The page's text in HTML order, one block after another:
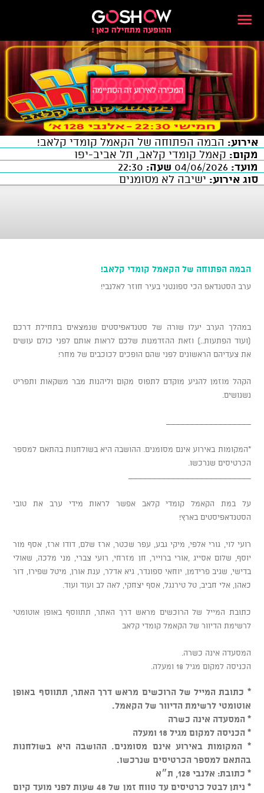
אירוע: הבמה הפתוחה של הקאמל קומדי קלאב!
מקום: קאמל קומדי קלאב, תל אביב-יפו
מועד:
שעה:
סוג אירוע: ישיבה לא מסומנים
הבמה הפתוחה של הקאמל קומדי קלאב!
ערב הסטנדאפ הכי ספונטני בעיר חוזר לאלנבי!
במהלך הערב יעלו שורה של סטנדאפיסטים שנמצאים בתחילת דרכם
(ועוד הפתעות..) וזאת ההזדמנות שלכם לראות אותם לפני כולם עושים
את צעדיהם הראשונים לפני שהם הופכים לכוכבים של מחר!
הקהל מוזמן להגיע מוקדם לתפוס מקום וליהנות מבר משקאות ותפריט
נשנושים.
*המקומות באירוע אינם מסומנים. ההושבה היא בשולחנות בהתאם למספר
הכרטיסים שנרכשו.
על במת הקאמל קומדי קלאב אפשר לראות מידי ערב את טובי
הסטנדאפיסטים בארץ!
רועי לוי, גורי אלפי, מיקי גבע, עפר שכטר, ארז שלם, דודו ארז, אסף מור
יוסף, שלום אסייג ,אורי ברוייר, חן מזרחי, רועי צברי, מני מלכה, שאולי
בדישי, שגיב פרידמן, יוחאי ספונדר, גיא אדלר, ענת אורן, מיטל שפירו, דור
כאהן, אלי חביב, טל טירנגל, אסף יצחקי, לאה לב ועוד ועוד.
כתובת המייל של הרוכשים מראש דרך האתר, תתווסף באופן אוטומטי
לרשימת הדיוור של הקאמל קומדי קלאב
המסעדה אינה כשרה.
הכניסה למקום מגיל 18 ומעלה.
* כתובת המייל של הרוכשים מראש דרך האתר, תתווסף באופן
אוטומטי לרשימת הדיוור של הקאמל.
* המסעדה אינה כשרה
* הכניסה למקום מגיל 18 ומעלה
* המקומות באירוע אינם מסומנים. ההושבה היא בשולחנות
בהתאם למספר הכרטיסים שנרכשו.
* כתובת: אלנבי 128, ת״א
* ניתן לבטל כרטיסים עד טווח זמן של 48 שעות לפני מועד קיום